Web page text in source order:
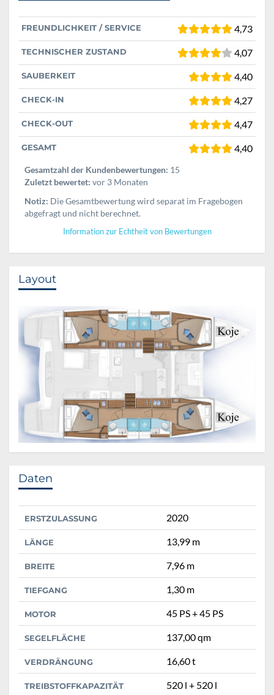
FREUNDLICHKEIT / SERVICE 4,73
TECHNISCHER ZUSTAND 4,07
SAUBERKEIT 4,40
CHECK-IN 4,27
CHECK-OUT 4,47
GESAMT 4,40
Gesamtzahl der Kundenbewertungen: 15
Zuletzt bewertet: vor 3 Monaten
Notiz: Die Gesamtbewertung wird separat im Fragebogen
abgefragt und nicht berechnet.
Information zur Echtheit von Bewertungen
Layout
Daten
ERSTZULASSUNG 2020
LÄNGE 13,99 m
BREITE 7,96 m
TIEFGANG 1,30 m
MOTOR 45 PS + 45 PS
SEGELFLÄCHE 137,00 qm
VERDRÄNGUNG 16,60 t
TREIBSTOFFKAPAZITÄT 520 l + 520 l